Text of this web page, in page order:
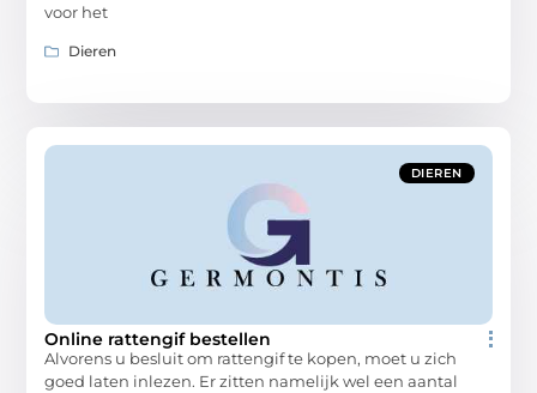
voor het
Dieren
DIEREN
Online rattengif bestellen
Alvorens u besluit om rattengif te kopen, moet u zich
goed laten inlezen. Er zitten namelijk wel een aantal